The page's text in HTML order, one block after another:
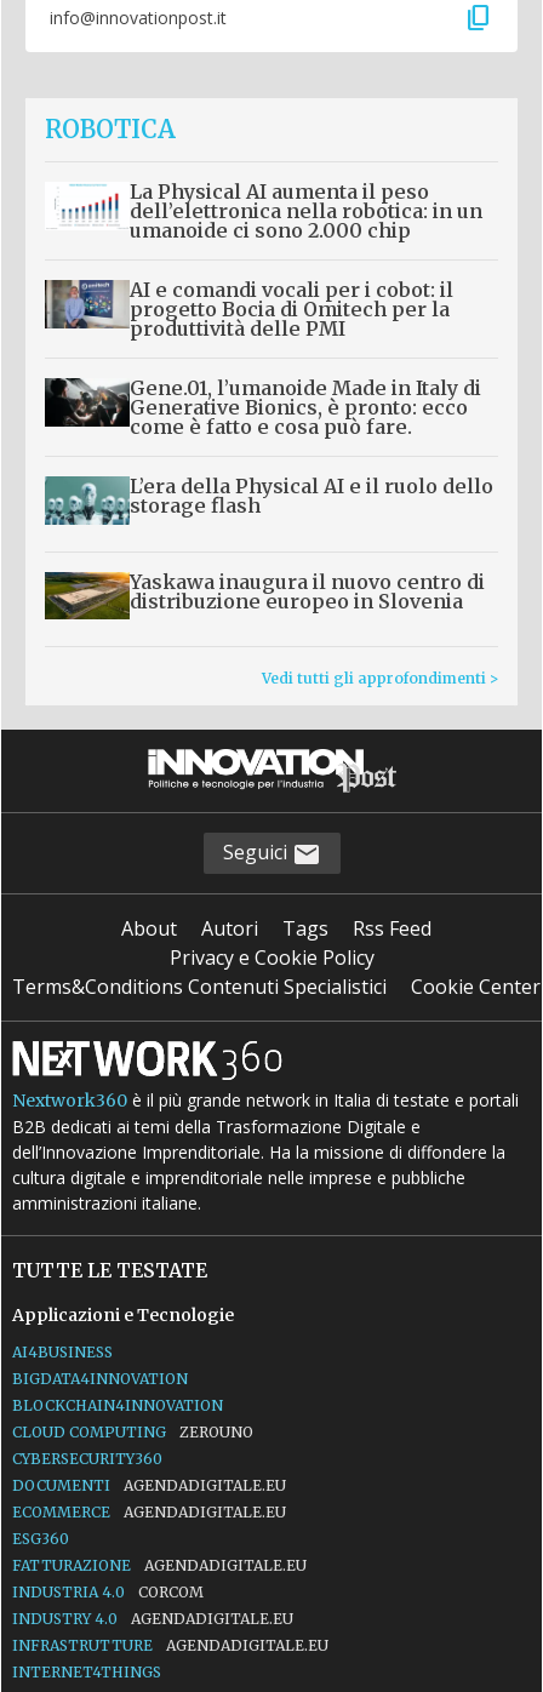
info@innovationpost.it content_copy
ROBOTICA
La Physical AI aumenta il peso
dell’elettronica nella robotica: in un
umanoide ci sono 2.000 chip
AI e comandi vocali per i cobot: il
progetto Bocia di Omitech per la
produttività delle PMI
Gene.01, l’umanoide Made in Italy di
Generative Bionics, è pronto: ecco
come è fatto e cosa può fare.
L’era della Physical AI e il ruolo dello
storage flash
Yaskawa inaugura il nuovo centro di
distribuzione europeo in Slovenia
Vedi tutti gli approfondimenti >
Seguici
About Autori Tags
Rss Feed
Privacy e Cookie Policy
Terms&Conditions Contenuti Specialistici
Cookie Center
Nextwork360 è il più grande network in Italia di testate e portali
B2B dedicati ai temi della Trasformazione Digitale e
dell’Innovazione Imprenditoriale. Ha la missione di diffondere la
cultura digitale e imprenditoriale nelle imprese e pubbliche
amministrazioni italiane.
TUTTE LE TESTATE
Applicazioni e Tecnologie
AI4BUSINESS
BIGDATA4INNOVATION
BLOCKCHAIN4INNOVATION
CLOUD COMPUTING
ZEROUNO
CYBERSECURITY360
DOCUMENTI
AGENDADIGITALE.EU
ECOMMERCE
AGENDADIGITALE.EU
ESG360
FATTURAZIONE
AGENDADIGITALE.EU
INDUSTRIA 4.0
CORCOM
INDUSTRY 4.0
AGENDADIGITALE.EU
INFRASTRUTTURE
AGENDADIGITALE.EU
INTERNET4THINGS